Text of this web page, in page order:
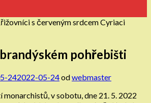
pohřebišti
242022-05-24odwebmaster
monarchistů, v sobotu, dne 21. 5. 2022